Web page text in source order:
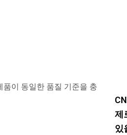
이 동일한 품질 기준을 충
제
있